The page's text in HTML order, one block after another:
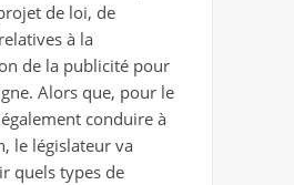
de loi, de
à la
de la publicité pour
Alors que, pour le
conduire à
le législateur va
quels types de